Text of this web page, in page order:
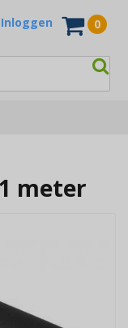
Inloggen 0
meter